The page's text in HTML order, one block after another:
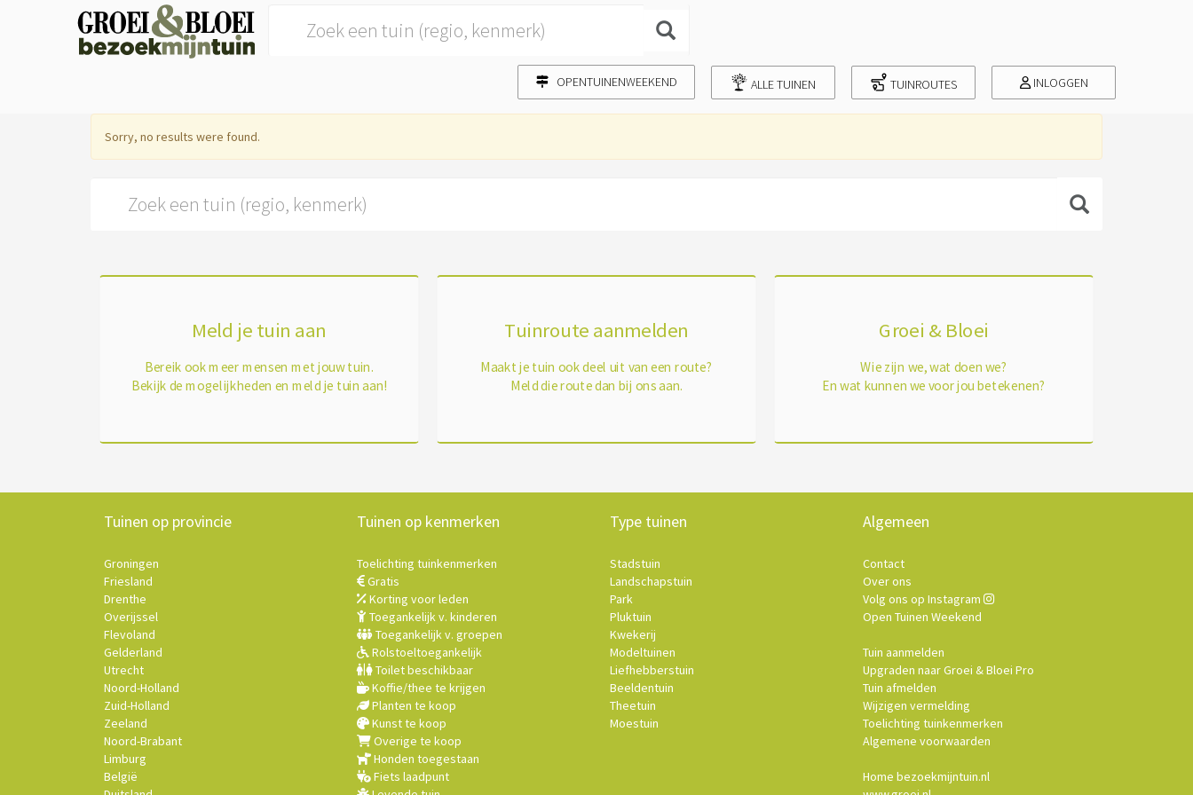
OPENTUINENWEEKEND ALLE TUINEN TUINROUTES INLOGGEN
Sorry, no results were found.
Meld je tuin aan
Bereik ook meer mensen met jouw tuin.
Bekijk de mogelijkheden en meld je tuin aan!
Tuinroute aanmelden
Maakt je tuin ook deel uit van een route?
Meld die route dan bij ons aan.
Groei & Bloei
Wie zijn we, wat doen we?
En wat kunnen we voor jou betekenen?
Tuinen op provincie
Groningen
Friesland
Drenthe
Overijssel
Flevoland
Gelderland
Utrecht
Noord-Holland
Zuid-Holland
Zeeland
Noord-Brabant
Limburg
België
Tuinen op kenmerken
Toelichting tuinkenmerken
Gratis
Korting voor leden
Toegankelijk v. kinderen
Toegankelijk v. groepen
Rolstoeltoegankelijk
Toilet beschikbaar
Koffie/thee te krijgen
Planten te koop
Kunst te koop
Overige te koop
Honden toegestaan
Fiets laadpunt
Type tuinen
Stadstuin
Landschapstuin
Park
Pluktuin
Kwekerij
Modeltuinen
Liefhebberstuin
Beeldentuin
Theetuin
Moestuin
Algemeen
Contact
Over ons
Volg ons op Instagram
Open Tuinen Weekend
Tuin aanmelden
Upgraden naar Groei & Bloei Pro
Tuin afmelden
Wijzigen vermelding
Toelichting tuinkenmerken
Algemene voorwaarden
Home bezoekmijntuin.nl